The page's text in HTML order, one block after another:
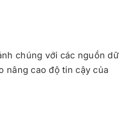
chúng với các nguồn dữ
nâng cao độ tin cậy của